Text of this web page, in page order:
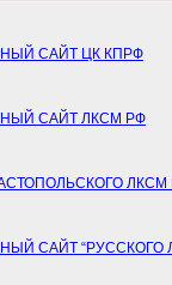
САЙТ ЦК КПРФ
САЙТ ЛКСМ РФ
ЛКСМ
САЙТ “РУССКОГО